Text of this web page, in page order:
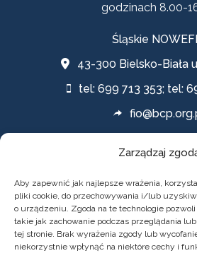
Zarządzaj
Aby zapewnić jak najlepsze wrażenia,
pliki cookie, do przechowywania i/lub
o urządzeniu. Zgoda na te technologie
takie jak zachowanie podczas przeglądania
tej stronie. Brak wyrażenia zgody lub
niekorzystnie wpłynąć na niektóre cechy i
godzinach 8.00-
Śląskie
43-300 Bielsko-Biała
tel: 699 713 353; tel:
Polityki
POLITYKA
DEKLARACJA